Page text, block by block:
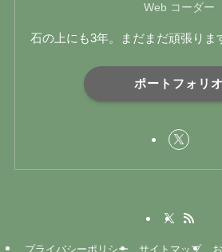
Web コーダー
石の上にも3年。まだまだ頑張りま
ポートフォリオ
プライバシーポリシー サイトマップ